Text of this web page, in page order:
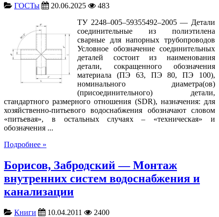
ГОСТы 20.06.2025
483
ТУ 2248–005–59355492–2005 — Детали
соединительные из полиэтилена
cварные для напорных трубопроводов
Условное обозначение соединительных
деталей состоит из наименования
детали, сокращенного обозначения
материала (ПЭ 63, ПЭ 80, ПЭ 100),
номинального диаметра(ов)
(присоединительного) детали,
стандартного размерного отношения (SDR), назначения: для
хозяйственно-питьевого водоснабжения обозначают словом
«питьевая», в остальных случаях – «техническая» и
обозначения ...
Подробнее »
Борисов, Забродский — Монтаж
внутренних систем водоснабжения и
канализации
Книги 10.04.2011
2400